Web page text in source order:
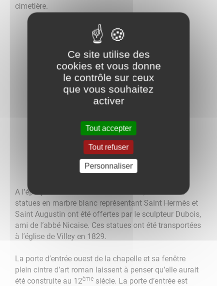
cimetière.
A l’époque de sa restauration en 1701, deux belles
statues en marbre blanc représentant Saint Hermès et
Saint Augustin ont été offertes par le sculpteur Dubois,
ami de l’abbé Nicaise. Ces statues ont été transportées
à l’église de Villey en 1829.
La porte d’entrée ouest de la chapelle et sa fenêtre
plein cintre d’art roman laissent à penser qu’elle aurait
été construite au 12ème siècle. La porte d’entrée est
Ce site utilise des
cookies et vous donne
le contrôle sur ceux
que vous souhaitez
activer
Tout accepter
Tout refuser
Personnaliser